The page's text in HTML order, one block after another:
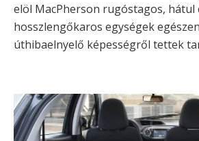
elöl MacPherson rugóstagos, hátul
hosszlengőkaros egységek
úthibaelnyelő képességről tettek